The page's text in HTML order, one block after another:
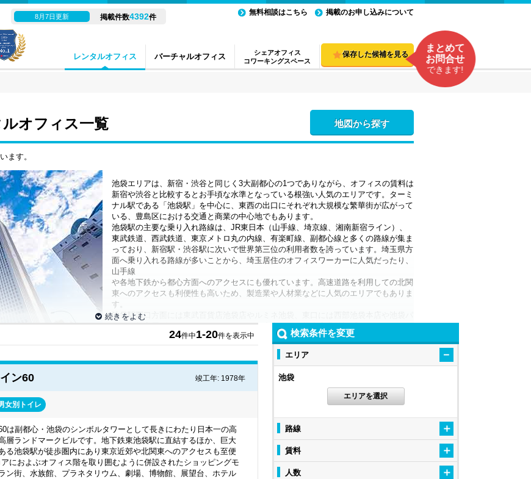
レンタルオフィス バーチャルオフィス
シェアオフィス
コワーキングスペース
8月7日更新 掲載件数4392件
無料相談はこちら 掲載のお申し込みについて
保存した候補を見る
まとめて
お問合せ
できます!
オフィス一覧 地図から探す
ます。
池袋エリアは、新宿・渋谷と同じく3大副都心の1つでありながら、オフィスの賃料は
新宿や渋谷と比較するとお手頃な水準となっている根強い人気のエリアです。ターミ
ナル駅である「池袋駅」を中心に、東西の出口にそれぞれ大規模な繁華街が広がって
いる、豊島区における交通と商業の中心地でもあります。
池袋駅の主要な乗り入れ路線は、JR東日本（山手線、埼京線、湘南新宿ライン）、
東武鉄道、西武鉄道、東京メトロ丸の内線、有楽町線、副都心線と多くの路線が集ま
っており、新宿駅・渋谷駅に次いで世界第三位の利用者数を誇っています。埼玉県方
面へ乗り入れる路線が多いことから、埼玉居住のオフィスワーカーに人気だったり、
山手線
や各地下鉄から都心方面へのアクセスにも優れています。高速道路を利用しての北関
東へのアクセスも利便性も高いため、製造業や人材業などに人気のエリアでもありま
す。
池袋駅西口方面には東武百貨店池袋店やルミネ池袋、東口には西部池袋本店や池袋パ
ルコ、超高層ビルであるサンシャイン60を中心とした複合商業施設「サンシャインシ
ティ」などがあり、商業エリアとして多くの人々が行き交っています。また駅東口に
は家電量販店激戦区となっており、「ビックカメラ池袋店」や「ヤマダデンキLABI1
日本総本店」が建ち並んでいます。1日で約100万人もの集客人員があるなど、まさ
の利便性が高いターミナルを持つ池袋ですが、同じ3大副都心である新宿や渋谷、港区といった主要なオフィス街
アとしてのイメージが強い為、もともとのオフィスニーズはやや控えめであるためです。その他の主要オフィス
池袋へ拠点を移すという企業も増えてきており、見逃せないエリアとなってきました。
ージは弱く、オフィスの供給はやや控えめな状況にあった池袋。しかし、2020年以降の再開発により大規模オフ
に大型のオフィスビルが2024年に竣工予定など、これからさらにオフィス街としても発展していくことが期待で
みな池袋エリアで、レンタルオフィスを探してみてはいかがでしょうか？
24件中1-20件を表示中
ン60 竣工年: 1978年
女別トイレ
は副都心・池袋のシンボルタワーとして長きにわたり日本一の高
層ランドマークビルです。地下鉄東池袋駅に直結するほか、巨大
る池袋駅が徒歩圏内にあり東京近郊や北関東へのアクセスも至便
におよぶオフィス階を取り囲むように併設されたショッピングモ
ン街、水族館、プラネタリウム、劇場、博物館、展望台、ホテル
検索条件を変更
エリア
池袋
エリアを選択
路線
賃料
人数